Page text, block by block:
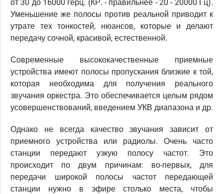
от 30 до 16000 герц. (КР. - правильнее - 20 - 20000 Гц).
Уменьшение же полосы против реальной приводит к
утрате тех тонкостей, нюансов, которые и делают
передачу сочной, красивой, естественной.
Современные высококачественные приемные
устройства имеют полосы пропускания близкие к той,
которая необходима для получения реального
звучания оркестра. Это обеспечивается целым рядом
усовершенствований, введением УКВ диапазона и др.
Однако не всегда качество звучания зависит от
приемного устройства или радиолы. Очень часто
станции передают узкую полосу частот. Это
происходит по двум причинам: во-первых, для
передачи широкой полосы частот передающей
станции нужно в эфире столько места, чтобы